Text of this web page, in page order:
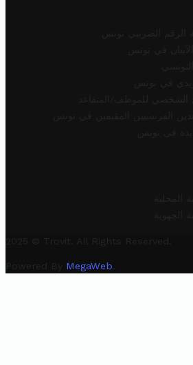
الرقم الضريبي تونس
في تونس
في تونس
الشخصي للموظف/المتقاعد
الفرنسيين المقيمين في تونس
في تونس
المحلية
الجهوية
2025 © Trovit. All Rights Reserved.
Powered By MegaWeb